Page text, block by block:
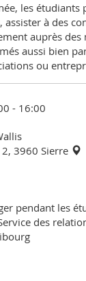
les étudiants
à des
auprès
aussi bien
ou
- 16:00
2, 3960 Sierre
pendant les
des